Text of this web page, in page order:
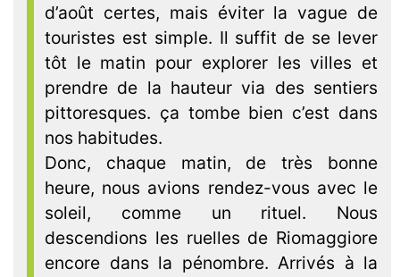
d’août certes, mais éviter la vague de
touristes est simple. Il suffit de se lever
tôt le matin pour explorer les villes et
prendre de la hauteur via des sentiers
pittoresques. ça tombe bien c’est dans
nos habitudes.
Donc, chaque matin, de très bonne
heure, nous avions rendez-vous avec le
soleil, comme un rituel. Nous
descendions les ruelles de Riomaggiore
encore dans la pénombre. Arrivés à la